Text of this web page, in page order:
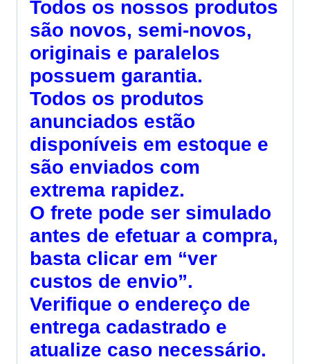
Todos os nossos produtos
são novos, semi-novos,
originais e paralelos
possuem garantia.
Todos os produtos
anunciados estão
disponíveis em estoque e
são enviados com
extrema rapidez.
O frete pode ser simulado
antes de efetuar a compra,
basta clicar em “ver
custos de envio”.
Verifique o endereço de
entrega cadastrado e
atualize caso necessário.